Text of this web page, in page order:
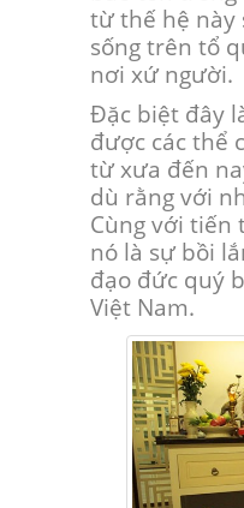
từ thế hệ này
sống trên tổ
nơi xứ người.
Đặc biệt đây
được các thể
từ xưa đến
dù rằng với
Cùng với tiến
nó là sự bồi
đạo đức quý
Việt Nam.